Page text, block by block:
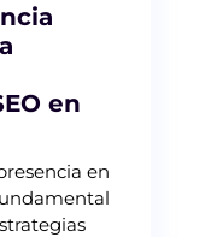
en
en